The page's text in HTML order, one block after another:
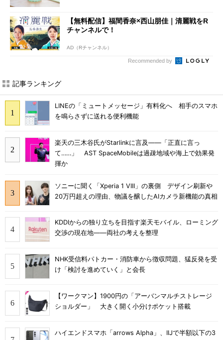
【無料配信】福間香奈×西山朋佳｜清麗戦をR
チャンネルで！
AD（Rチャンネル）
Recommended by
記事ランキング
LINEの「ミュートメッセージ」有料化へ 相手のスマホ
を鳴らさずに送れる便利機能
楽天の三木谷氏がStarlinkに言及――「正直に言っ
て……」 AST SpaceMobileは過疎地域や海上で効果発
揮か
ソニーに聞く「Xperia 1 VIII」の裏側 デザイン刷新や
20万円超えの理由、物議を醸したAIカメラ新機能の真相
KDDIからの独り立ちを目指す楽天モバイル、ローミング
交渉の現在地――両社の考えを整理
NHK受信料パトカー・消防車から徴収問題、猛反発を受
け「検討を進めていく」と会長
【ワークマン】1900円の「アーバンマルチストレージ
ショルダー」 大きく開く小分けポケット搭載
ハイエンドスマホ「arrows Alpha」、IIJで半額以下の3